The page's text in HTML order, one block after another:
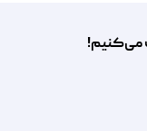
می‌کنیم!